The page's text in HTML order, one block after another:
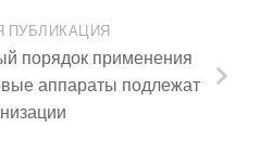
порядок применения
аппараты подлежат